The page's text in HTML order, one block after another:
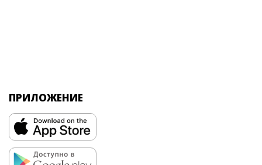
ПРИЛОЖЕНИЕ